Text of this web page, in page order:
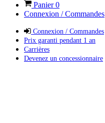
Panier0
Connexion / Commandes
Connexion / Commandes
Prix garanti pendant 1 an
Carrières
Devenez un concessionnaire